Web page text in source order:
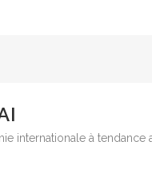
internationale à